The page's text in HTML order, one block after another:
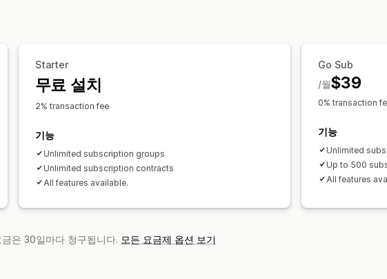
Starter
무료 설치
2% transaction fee
기능
Unlimited subscription groups
Unlimited subscription contracts
All features available.
Go Sub
$39
/월
0% transaction
기능
Unlimited
Up to 500
All features
은 30일마다 청구됩니다. 모든 요금제 옵션 보기